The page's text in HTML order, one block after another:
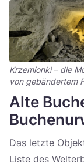
Krzemionki – die
von gebändertem
Alte
Das letzte
Liste des